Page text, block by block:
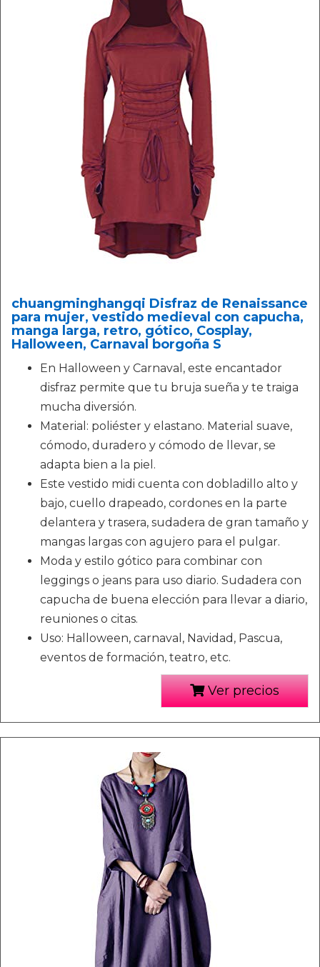
chuangminghangqi Disfraz de Renaissance
para mujer, vestido medieval con capucha,
manga larga, retro, gótico, Cosplay,
Halloween, Carnaval borgoña S
En Halloween y Carnaval, este encantador
disfraz permite que tu bruja sueña y te traiga
mucha diversión.
Material: poliéster y elastano. Material suave,
cómodo, duradero y cómodo de llevar, se
adapta bien a la piel.
Este vestido midi cuenta con dobladillo alto y
bajo, cuello drapeado, cordones en la parte
delantera y trasera, sudadera de gran tamaño y
mangas largas con agujero para el pulgar.
Moda y estilo gótico para combinar con
leggings o jeans para uso diario. Sudadera con
capucha de buena elección para llevar a diario,
reuniones o citas.
Uso: Halloween, carnaval, Navidad, Pascua,
eventos de formación, teatro, etc.
Ver precios